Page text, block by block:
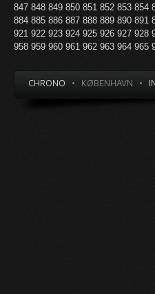
847 848 849 850 851 852 853 854
884 885 886 887 888 889 890 891
921 922 923 924 925 926 927 928
958 959 960 961 962 963 964 965
CHRONO • KØBENHAVN •